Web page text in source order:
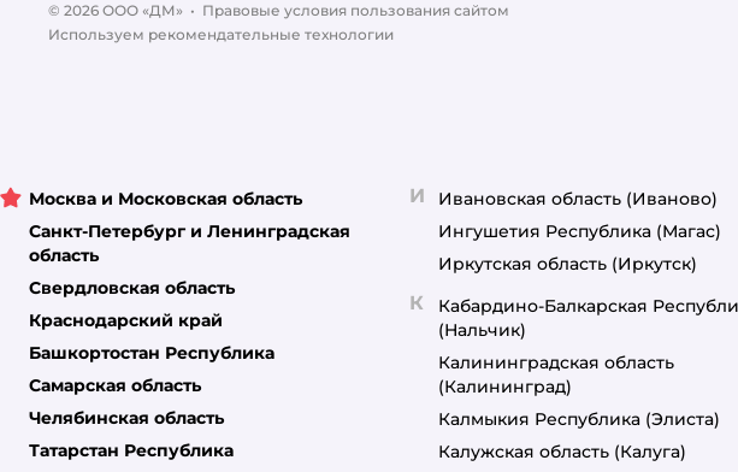
© 2026 ООО «ДМ» • Правовые условия пользования сайтом
Используем рекомендательные технологии
Москва и Московская область
Санкт-Петербург и Ленинградская
область
Свердловская область
Краснодарский край
Башкортостан Республика
Самарская область
Челябинская область
Татарстан Республика
И Ивановская область (Иваново)
Ингушетия Республика (Магас)
Иркутская область (Иркутск)
К
Кабардино-Балкарская
(Нальчик)
Калининградская область
(Калининград)
Калмыкия Республика (Элиста)
Калужская область (Калуга)